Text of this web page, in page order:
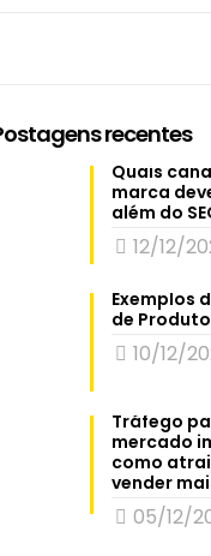
recentes
Quais
marca
além do
12/12/
Exemplos
de
10/12/
Tráfego
mercado
como
vender
05/12/